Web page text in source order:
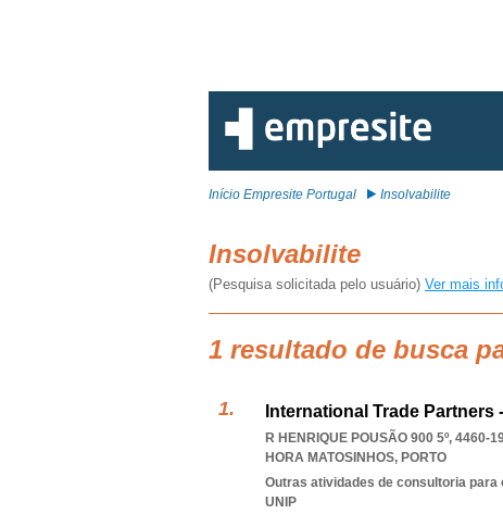
Início Empresite Portugal Insolvabilite
Insolvabilite
(Pesquisa solicitada pelo usuário) Ver mais
1 resultado de busca
International Trade
R HENRIQUE POUSÃO 900 5º, 4460-
HORA MATOSINHOS, PORTO
Outras atividades de consultoria para
UNIP